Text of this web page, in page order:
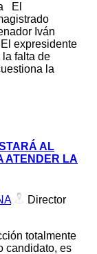
El
Iván
expresidente
falta de
la
AL
ATENDER LA
Director
totalmente
candidato, es